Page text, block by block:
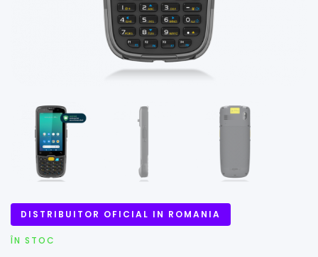
DISTRIBUITOR OFICIAL IN ROMANIA
ÎN STOC